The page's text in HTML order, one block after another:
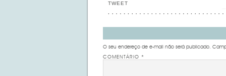
TWEET
O seu endereço de e-mail não será publicado.
COMENTÁRIO *